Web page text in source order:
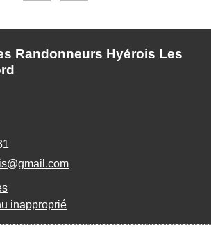
Randonneurs Hyérois Les
inapproprié